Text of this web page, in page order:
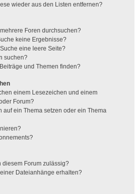
wieder aus den Listen entfernen?
Foren durchsuchen?
keine Ergebnisse?
eine leere Seite?
suchen?
und Themen finden?
einem Lesezeichen und einem
Forum?
ein Thema setzen oder ein Thema
Forum zulässig?
Dateianhänge erhalten?